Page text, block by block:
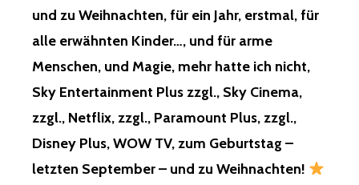
CHILDREN…,
FINANCIAL
BUSINESS
ROBBERY…,
ESTATE
ROBBERY,
und zu Weihnachten, für ein Jahr, erstmal, für
alle erwähnten Kinder…, und für arme
Menschen, und Magie, mehr hatte ich nicht,
Sky Entertainment Plus zzgl., Sky Cinema,
zzgl., Netflix, zzgl., Paramount Plus, zzgl.,
Disney Plus, WOW TV, zum Geburtstag –
letzten September – und zu Weihnachten!